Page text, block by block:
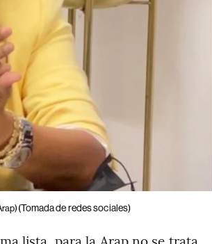
(Tomada de redes sociales)
lista, para la Arap no se trata